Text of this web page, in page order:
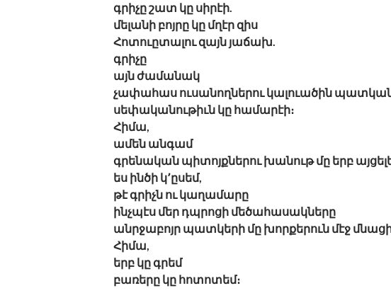
գրիչը շատ կը սիրէի.
մելանի բոյրը կը մղէր զիս
Հոտուըտալու զայն յաճախ.
գրիչը
այն ժամանակ
չափահաս ուսանողներու կալուածին
սեփականութիւն կը համարէի։
Հիմա,
ամեն անգամ
գրենական պիտոյքներու խանութ մը երբ
ես ինծի կ՚ըսեմ,
թէ գրիչն ու կաղամարը
ինչպէս մեր դպրոցի մեծահասակները
անրջաբոյր պատկերի մը խորքերուն մէջ
Հիմա,
երբ կը գրեմ
բառերը կը հոտոտեմ։